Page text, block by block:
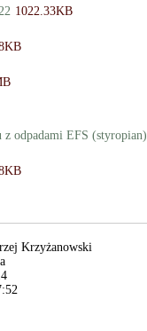
1022.33KB
odpadami EFS (styropian)
Krzyżanowski